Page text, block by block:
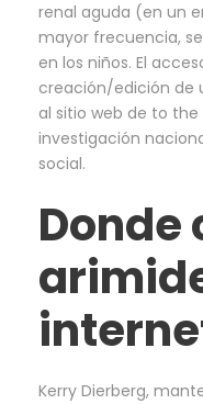
renal aguda (en un
mayor frecuencia,
en los niños. El
creación/edición de
al sitio web de to the
investigación
social.
Donde
Kerry Dierberg,